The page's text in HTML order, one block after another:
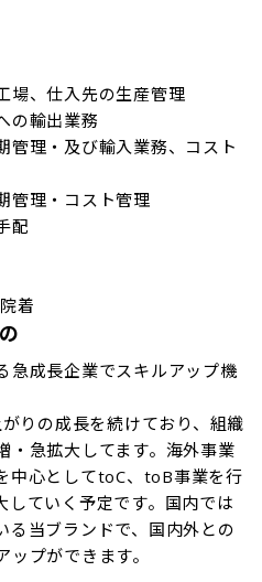
場、仕入先の生産管理
の輸出業務
管理・及び輸入業務、コスト
管理・コスト管理
配
成長企業でスキルアップ機
りの成長を続けており、組織
・急拡大してます。海外事業
中心としてtoC、toB事業を行
していく予定です。国内では
る当ブランドで、国内外との
プができます。